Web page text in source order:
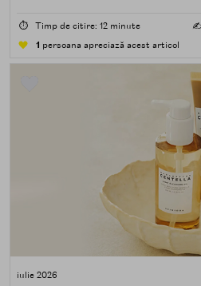
⏱️ Timp de citire: 12 minute
1 persoana apreciază acest articol
iulie 2026